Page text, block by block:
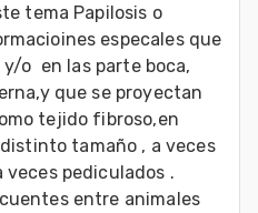
tema Papilosis o
especales que
o  en las parte boca,
que se proyectan
tejido fibroso,en
tamaño , a veces
veces pediculados .
entre animales